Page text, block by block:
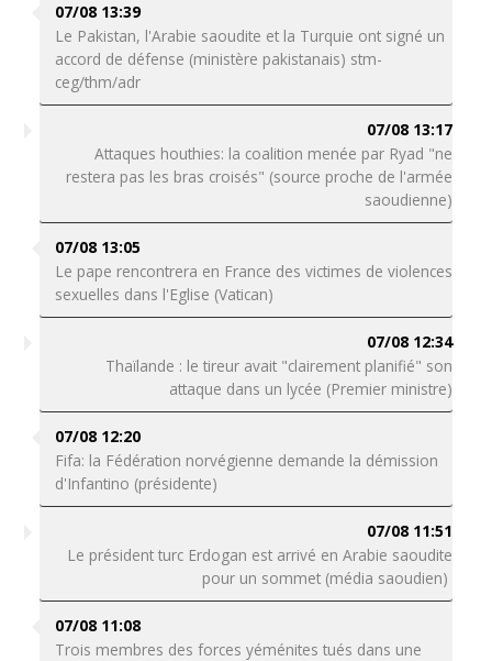
07/08 13:39
Le Pakistan, l'Arabie saoudite et la Turquie ont signé un
accord de défense (ministère pakistanais) stm-
ceg/thm/adr
07/08 13:17
Attaques houthies: la coalition menée par Ryad "ne
restera pas les bras croisés" (source proche de l'armée
saoudienne)
07/08 13:05
Le pape rencontrera en France des victimes de violences
sexuelles dans l'Eglise (Vatican)
07/08 12:34
Thaïlande : le tireur avait "clairement planifié" son
attaque dans un lycée (Premier ministre)
07/08 12:20
Fifa: la Fédération norvégienne demande la démission
d'Infantino (présidente)
07/08 11:51
Le président turc Erdogan est arrivé en Arabie saoudite
pour un sommet (média saoudien)
07/08 11:08
Trois membres des forces yéménites tués dans une